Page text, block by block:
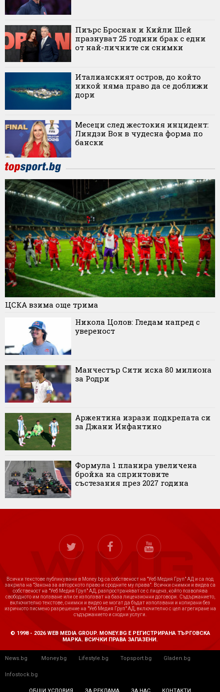
Пиърс Броснан и Кийли Шей
празнуват 25 години брак с едни
от най-личните си снимки
Италианският остров, до който
никой няма право да се доближи
дори
Месеци след жестокия инцидент:
Линдзи Вон в чудесна форма по
бански
ЦСКА взима още трима
Никола Цолов: Гледам напред с
увереност
Манчестър Сити иска 80 милиона
за Родри
Аржентина изрази подкрепата си
за Джани Инфантино
Формула 1 планира увеличена
бройка на спринтовите
състезания през 2027 година
Всички текстове публикувани в Money.bg са собственост на "Уеб Медия Груп" АД и са под
закрила на "Закона за авторското право и сродните му права". Всички снимки и видеа са
собственост на "Уеб Медия Груп" АД, разпространяват се с лиценз, който позволява
свободното им ползване или се използват на база лицензионни договори. Съдържанието,
включително текстове, снимки и видео не могат да бъдат използвани и копирани без
изричното писмено разрешение на "Уеб Медия Груп" АД, включително с цел агрегиране на
съдържанието и сходни услуги.
© 1998 - 2026 WEB MEDIA GROUP. MONEY.BG Е РЕГИСТРИРАНА ТЪРГОВСКА
МАРКА. ВСИЧКИ ПРАВА ЗАПАЗЕНИ.
News.bg Money.bg Lifestyle.bg Topsport.bg Gladen.bg
Infostock.bg
ОБЩИ УСЛОВИЯ ЗА РЕКЛАМА ЗА НАС КОНТАКТИ